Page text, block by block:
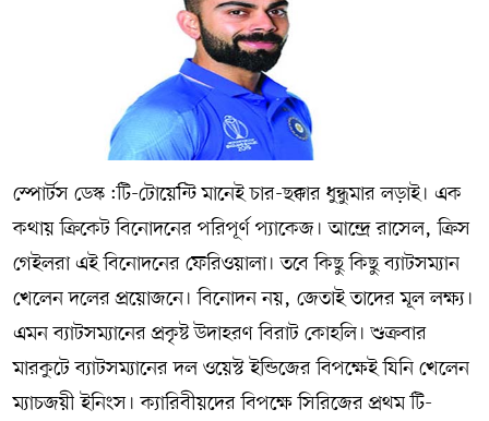
স্পোর্টস ডেস্ক :টি-টোয়েন্টি মানেই চার-ছক্কার ধুন্ধুমার লড়াই। এক
কথায় ক্রিকেট বিনোদনের পরিপূর্ণ প্যাকেজ। আন্দ্রে রাসেল, ক্রিস
গেইলরা এই বিনোদনের ফেরিওয়ালা। তবে কিছু কিছু ব্যাটসম্যান
খেলেন দলের প্রয়োজনে। বিনোদন নয়, জেতাই তাদের মূল লক্ষ্য।
এমন ব্যাটসম্যানের প্রকৃষ্ট উদাহরণ বিরাট কোহলি। শুক্রবার
মারকুটে ব্যাটসম্যানের দল ওয়েস্ট ইন্ডিজের বিপক্ষেই যিনি খেলেন
ম্যাচজয়ী ইনিংস। ক্যারিবীয়দের বিপক্ষে সিরিজের প্রথম টি-
DIAL SYLHET